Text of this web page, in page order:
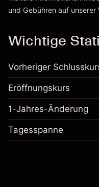
und Gebühren auf unserer
Wichtige
Vorheriger
Eröffnungskurs
1-Jahres-Änderung
Tagesspanne